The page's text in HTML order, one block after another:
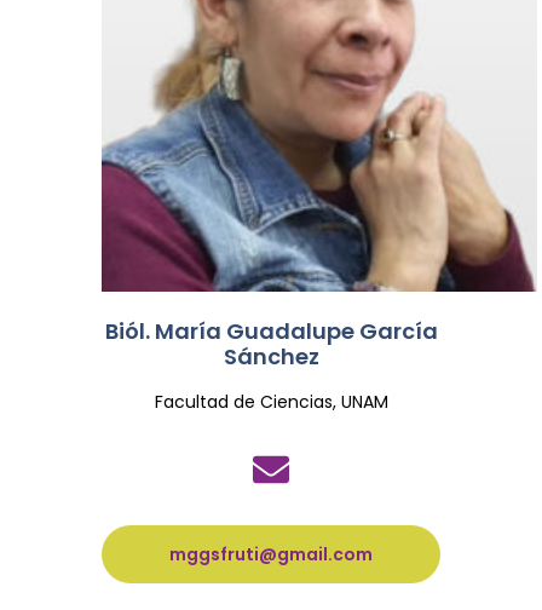
Biól. María Guadalupe García
Sánchez
Facultad de Ciencias, UNAM
mggsfruti@gmail.com